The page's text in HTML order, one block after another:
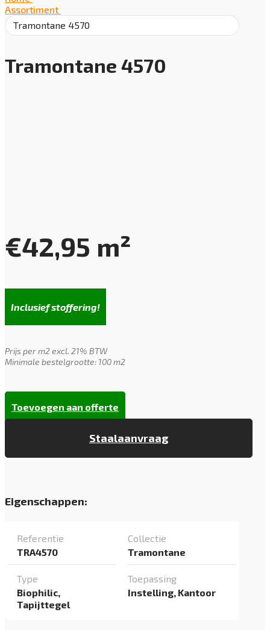
Assortiment
Tramontane 4570
Tramontane 4570
€42,95 m²
Inclusief stoffering!
Prijs per m2 excl. 21% BTW
Minimale bestelgrootte: 100 m2
Staalaanvraag
Toevoegen aan offerte
Eigenschappen:
Referentie
TRA4570
Collectie
Tramontane
Type
Biophilic,
Tapijttegel
Toepassing
Instelling, Kantoor